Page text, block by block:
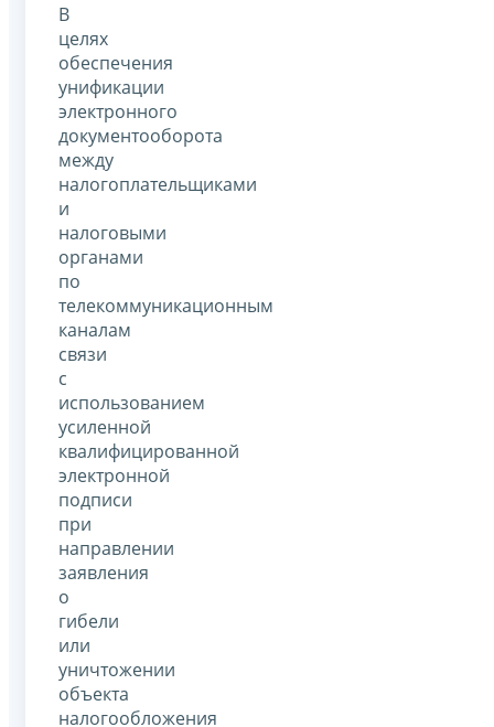
В
целях
обеспечения
унификации
электронного
документооборота
между
налогоплательщиками
и
налоговыми
органами
по
телекоммуникационным
каналам
связи
с
использованием
усиленной
квалифицированной
электронной
подписи
при
направлении
заявления
о
гибели
или
уничтожении
объекта
налогообложения